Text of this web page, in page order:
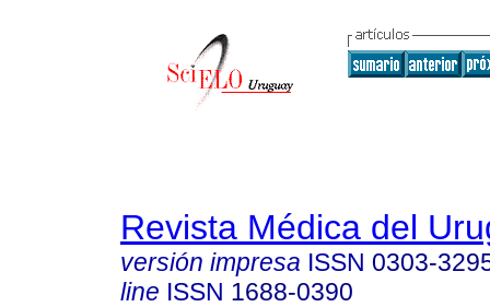
Revista Médica del
versión impresa ISSN 0303-
line ISSN 1688-0390